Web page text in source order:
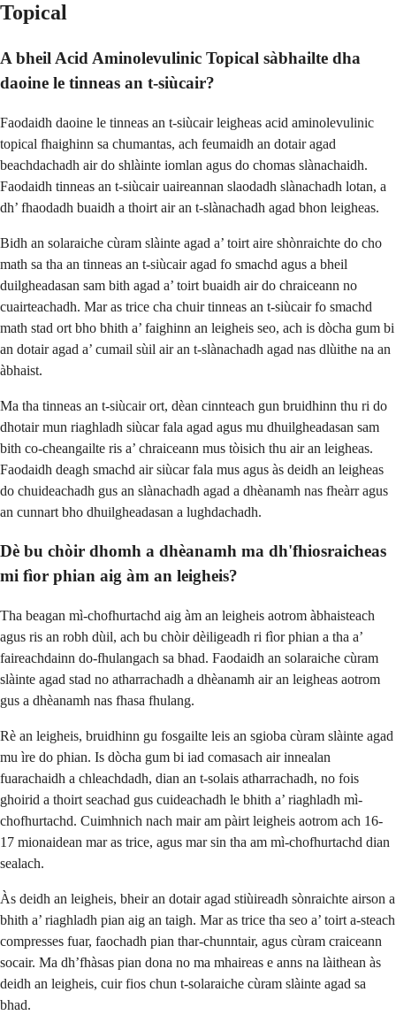
Topical
A bheil Acid Aminolevulinic Topical sàbhailte dha
daoine le tinneas an t-siùcair?
Faodaidh daoine le tinneas an t-siùcair leigheas acid aminolevulinic
topical fhaighinn sa chumantas, ach feumaidh an dotair agad
beachdachadh air do shlàinte iomlan agus do chomas slànachaidh.
Faodaidh tinneas an t-siùcair uaireannan slaodadh slànachadh lotan, a
dh’ fhaodadh buaidh a thoirt air an t-slànachadh agad bhon leigheas.
Bidh an solaraiche cùram slàinte agad a’ toirt aire shònraichte do cho
math sa tha an tinneas an t-siùcair agad fo smachd agus a bheil
duilgheadasan sam bith agad a’ toirt buaidh air do chraiceann no
cuairteachadh. Mar as trice cha chuir tinneas an t-siùcair fo smachd
math stad ort bho bhith a’ faighinn an leigheis seo, ach is dòcha gum bi
an dotair agad a’ cumail sùil air an t-slànachadh agad nas dlùithe na an
àbhaist.
Ma tha tinneas an t-siùcair ort, dèan cinnteach gun bruidhinn thu ri do
dhotair mun riaghladh siùcar fala agad agus mu dhuilgheadasan sam
bith co-cheangailte ris a’ chraiceann mus tòisich thu air an leigheas.
Faodaidh deagh smachd air siùcar fala mus agus às deidh an leigheas
do chuideachadh gus an slànachadh agad a dhèanamh nas fheàrr agus
an cunnart bho dhuilgheadasan a lughdachadh.
Dè bu chòir dhomh a dhèanamh ma dh'fhiosraicheas
mi fìor phian aig àm an leigheis?
Tha beagan mì-chofhurtachd aig àm an leigheis aotrom àbhaisteach
agus ris an robh dùil, ach bu chòir dèiligeadh ri fìor phian a tha a’
faireachdainn do-fhulangach sa bhad. Faodaidh an solaraiche cùram
slàinte agad stad no atharrachadh a dhèanamh air an leigheas aotrom
gus a dhèanamh nas fhasa fhulang.
Rè an leigheis, bruidhinn gu fosgailte leis an sgioba cùram slàinte agad
mu ìre do phian. Is dòcha gum bi iad comasach air innealan
fuarachaidh a chleachdadh, dian an t-solais atharrachadh, no fois
ghoirid a thoirt seachad gus cuideachadh le bhith a’ riaghladh mì-
chofhurtachd. Cuimhnich nach mair am pàirt leigheis aotrom ach 16-
17 mionaidean mar as trice, agus mar sin tha am mì-chofhurtachd dian
sealach.
Às deidh an leigheis, bheir an dotair agad stiùireadh sònraichte airson a
bhith a’ riaghladh pian aig an taigh. Mar as trice tha seo a’ toirt a-steach
compresses fuar, faochadh pian thar-chunntair, agus cùram craiceann
socair. Ma dh’fhàsas pian dona no ma mhaireas e anns na làithean às
deidh an leigheis, cuir fios chun t-solaraiche cùram slàinte agad sa
bhad.